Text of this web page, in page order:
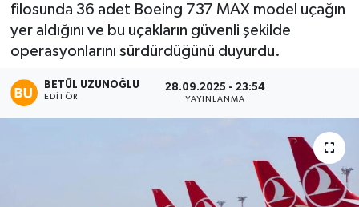
filosunda 36 adet Boeing 737 MAX model uçağın
yer aldığını ve bu uçakların güvenli şekilde
operasyonlarını sürdürdüğünü duyurdu.
BETÜL UZUNOĞLU
EDITÖR
28.09.2025 - 23:54
YAYINLANMA
Kültür - Sanat
Yaşam
Haber Arşivi